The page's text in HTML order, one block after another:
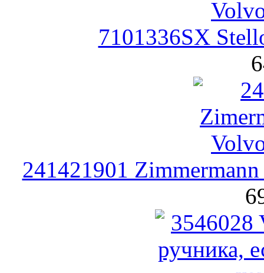
7101336SX
241421901